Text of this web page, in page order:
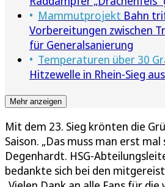
Mammutprojekt Bahn
Vorbereitungen zwischen
für Generalsanierung
Temperaturen über 30
Hitzewelle in Rhein-Sieg aus
Mehr anzeigen
Mit dem 23. Sieg krönten die
Saison. „Das muss man erst
Degenhardt. HSG-
bedankte sich bei den